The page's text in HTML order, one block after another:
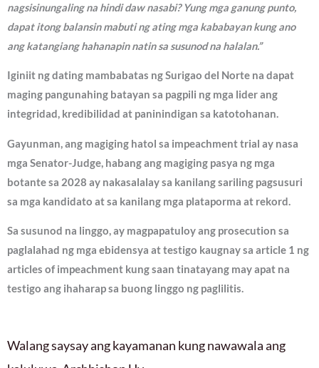
nagsisinungaling na hindi daw nasabi? Yung mga ganung punto,
dapat itong balansin mabuti ng ating mga kababayan kung ano
ang katangiang hahanapin natin sa susunod na halalan.”
Iginiit ng dating mambabatas ng Surigao del Norte na dapat
maging pangunahing batayan sa pagpili ng mga lider ang
integridad, kredibilidad at paninindigan sa katotohanan.
Gayunman, ang magiging hatol sa impeachment trial ay nasa
mga Senator-Judge, habang ang magiging pasya ng mga
botante sa 2028 ay nakasalalay sa kanilang sariling pagsusuri
sa mga kandidato at sa kanilang mga plataporma at rekord.
Sa susunod na linggo, ay magpapatuloy ang prosecution sa
paglalahad ng mga ebidensya at testigo kaugnay sa article 1 ng
articles of impeachment kung saan tinatayang may apat na
testigo ang ihaharap sa buong linggo ng paglilitis.
Walang saysay ang kayamanan kung nawawala ang